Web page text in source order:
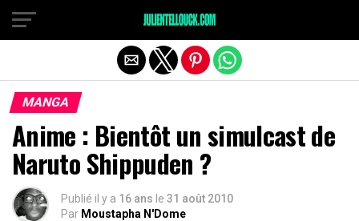
MANGA
Anime : Bientôt un simulcast de
Naruto Shippuden ?
Publié il y a 16 ans le 31 août 2010
Par Moustapha N'Dome